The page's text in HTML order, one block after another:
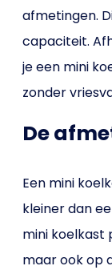
afmetingen.
capaciteit.
je een mini
zonder
De
Een mini
kleiner dan
mini koelkast
maar ook op